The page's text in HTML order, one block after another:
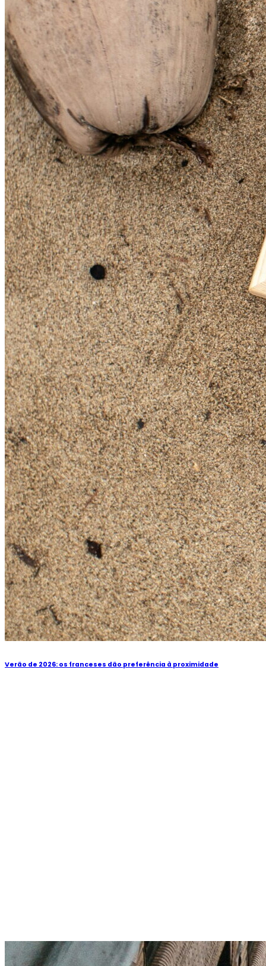
Verão de 2026: os franceses dão preferência à proximidade